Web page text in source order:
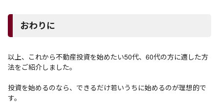
おわりに
以上、これから不動産投資を始めたい50代、60代の方に適した方
法をご紹介しました。
投資を始めるのなら、できるだけ若いうちに始めるのが理想的で
す。